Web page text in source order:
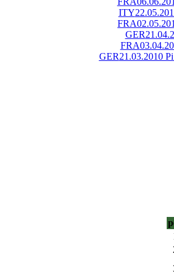
ITY
FRA
GER
FRA
GER21.03.2010